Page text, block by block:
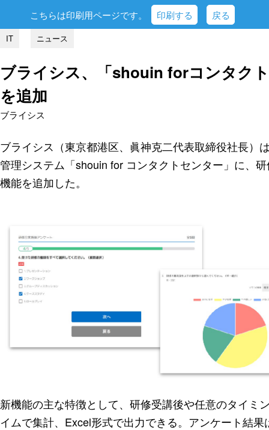
こちらは印刷用ページです。 印刷する 戻る
IT ニュース
ブライシス、「shouin forコンタク
を追加
ブライシス
ブライシス（東京都港区、眞神克二代表取締役社長）
管理システム「shouin for コンタクトセンター」に、
機能を追加した。
新機能の主な特徴として、研修受講後や任意のタイミ
イムで集計、Excel形式で出力できる。アンケート結